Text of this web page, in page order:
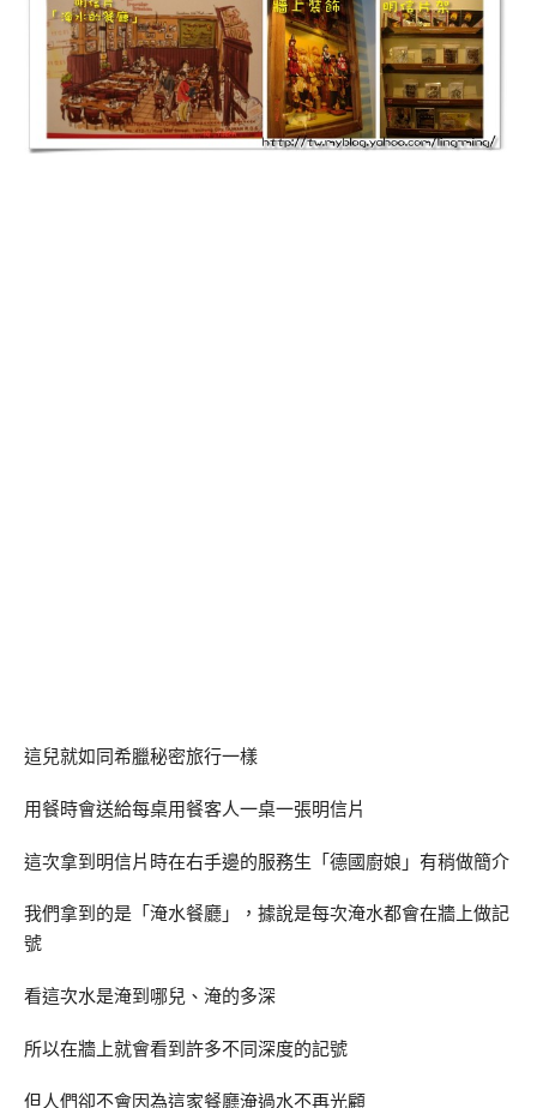
這兒就如同希臘秘密旅行一樣
用餐時會送給每桌用餐客人一桌一張明信片
這次拿到明信片時在右手邊的服務生「德國廚娘」有稍做簡介
我們拿到的是「淹水餐廳」，據說是每次淹水都會在牆上做記
號
看這次水是淹到哪兒、淹的多深
所以在牆上就會看到許多不同深度的記號
但人們卻不會因為這家餐廳淹過水不再光顧